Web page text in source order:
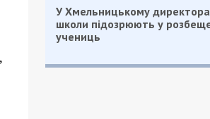
У Хмельницькому
школи підозрюють у
учениць